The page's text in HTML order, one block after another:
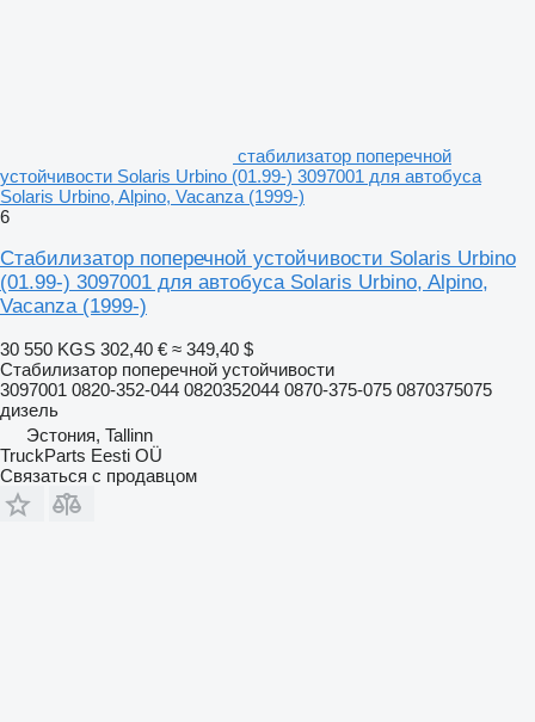
стабилизатор поперечной
устойчивости Solaris Urbino (01.99-) 3097001 для автобуса
Solaris Urbino, Alpino, Vacanza (1999-)
6
Стабилизатор поперечной устойчивости Solaris Urbino
(01.99-) 3097001 для автобуса Solaris Urbino, Alpino,
Vacanza (1999-)
30 550 KGS 302,40 € ≈ 349,40 $
Стабилизатор поперечной устойчивости
3097001 0820-352-044 0820352044 0870-375-075 0870375075
дизель
Эстония, Tallinn
TruckParts Eesti OÜ
Связаться с продавцом